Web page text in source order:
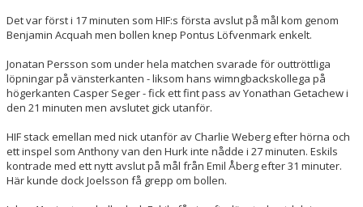
Det var först i 17 minuten som HIF:s första avslut på mål kom genom
Benjamin Acquah men bollen knep Pontus Löfvenmark enkelt.
Jonatan Persson som under hela matchen svarade för outtröttliga
löpningar på vänsterkanten - liksom hans wimngbackskollega på
högerkanten Casper Seger - fick ett fint pass av Yonathan Getachew i
den 21 minuten men avslutet gick utanför.
HIF stack emellan med nick utanför av Charlie Weberg efter hörna och
ett inspel som Anthony van den Hurk inte nådde i 27 minuten. Eskils
kontrade med ett nytt avslut på mål från Emil Åberg efter 31 minuter.
Här kunde dock Joelsson få grepp om bollen.